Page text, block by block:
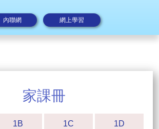
內聯網 網上學習
家課冊
1B 1C 1D